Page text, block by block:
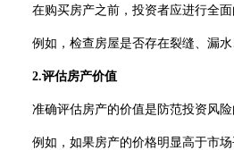
在购买房产之前，投资者应进行全面
例如，检查房屋是否存在裂缝、漏水
2.评估房产价值
准确评估房产的价值是防范投资风险
例如，如果房产的价格明显高于市场